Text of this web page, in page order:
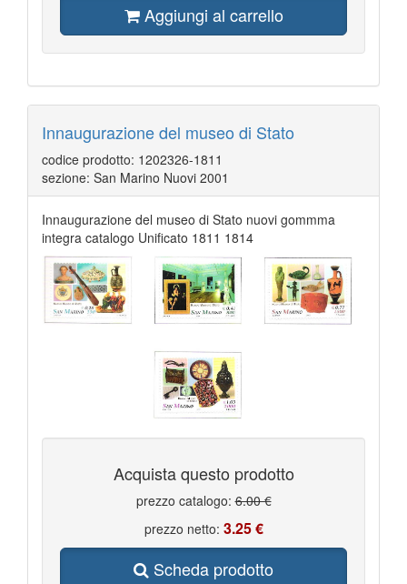
Aggiungi al carrello
Innaugurazione del museo di Stato
codice prodotto: 1202326-1811
sezione: San Marino Nuovi 2001
Innaugurazione del museo di Stato nuovi gommma
integra catalogo Unificato 1811 1814
Acquista questo prodotto
prezzo catalogo:6.00 €
prezzo netto: 3.25 €
Scheda prodotto